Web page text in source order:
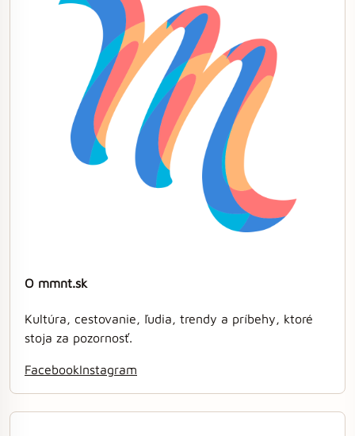
O mmnt.sk
Kultúra, cestovanie, ľudia, trendy a príbehy, ktoré
stoja za pozornosť.
FacebookInstagram